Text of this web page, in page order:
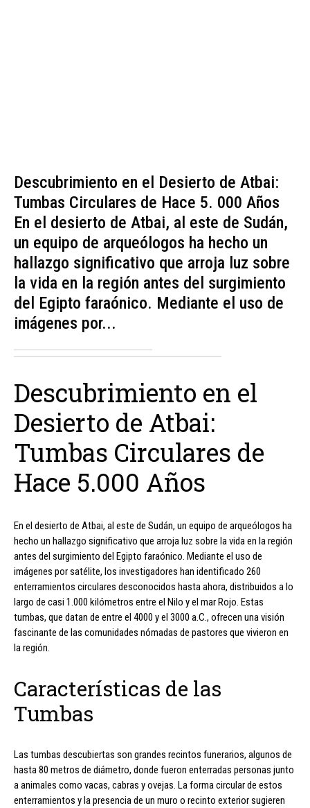
Descubrimiento en el Desierto de Atbai:
Tumbas Circulares de Hace 5. 000 Años
En el desierto de Atbai, al este de Sudán,
un equipo de arqueólogos ha hecho un
hallazgo significativo que arroja luz sobre
la vida en la región antes del surgimiento
del Egipto faraónico. Mediante el uso de
imágenes por...
Descubrimiento en el
Desierto de Atbai:
Tumbas Circulares de
Hace 5.000 Años
En el desierto de Atbai, al este de Sudán, un equipo de arqueólogos ha
hecho un hallazgo significativo que arroja luz sobre la vida en la región
antes del surgimiento del Egipto faraónico. Mediante el uso de
imágenes por satélite, los investigadores han identificado 260
enterramientos circulares desconocidos hasta ahora, distribuidos a lo
largo de casi 1.000 kilómetros entre el Nilo y el mar Rojo. Estas
tumbas, que datan de entre el 4000 y el 3000 a.C., ofrecen una visión
fascinante de las comunidades nómadas de pastores que vivieron en
la región.
Características de las
Tumbas
Las tumbas descubiertas son grandes recintos funerarios, algunos de
hasta 80 metros de diámetro, donde fueron enterradas personas junto
a animales como vacas, cabras y ovejas. La forma circular de estos
enterramientos y la presencia de un muro o recinto exterior sugieren